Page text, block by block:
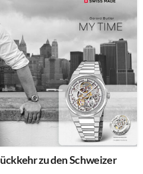
zu den Schweizer